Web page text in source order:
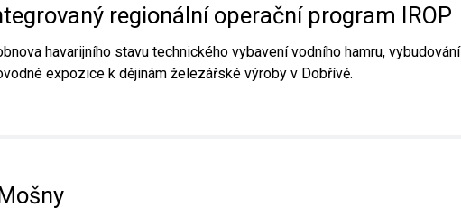
regionální operační program IROP
havarijního stavu technického vybavení vodního hamru, vybudování
expozice k dějinám železářské výroby v Dobřívě.